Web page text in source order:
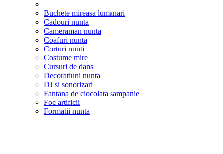
Buchete mireasa lumanari
Cadouri nunta
Cameraman nunta
Coafuri nunta
Corturi nunti
Costume mire
Cursuri de dans
Decoratiuni nunta
DJ si sonorizari
Fantana de ciocolata sampanie
Foc artificii
Formatii nunta